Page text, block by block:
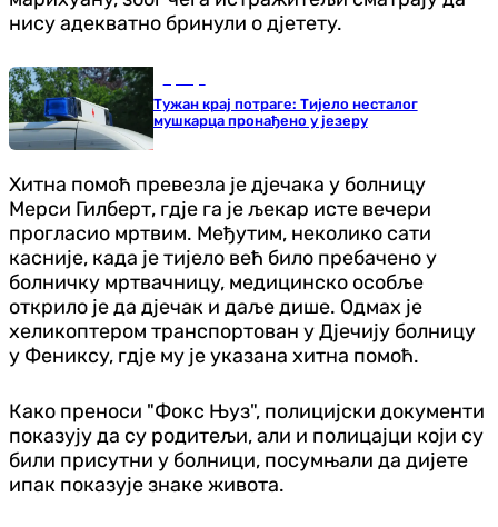
нису адекватно бринули о дјетету.
Тужан крај потраге: Тијело несталог
мушкарца пронађено у језеру
Хитна помоћ превезла је дјечака у болницу
Мерси Гилберт, гдје га је љекар исте вечери
прогласио мртвим. Међутим, неколико сати
касније, када је тијело већ било пребачено у
болничку мртвачницу, медицинско особље
открило је да дјечак и даље дише. Одмах је
хеликоптером транспортован у Дјечију болницу
у Фениксу, гдје му је указана хитна помоћ.
Како преноси "Фокс Њуз", полицијски документи
показују да су родитељи, али и полицајци који су
били присутни у болници, посумњали да дијете
ипак показује знаке живота.